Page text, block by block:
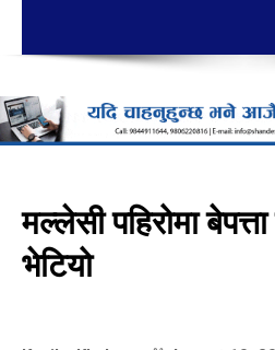
मल्लेसी पहिरोमा
भेटियो